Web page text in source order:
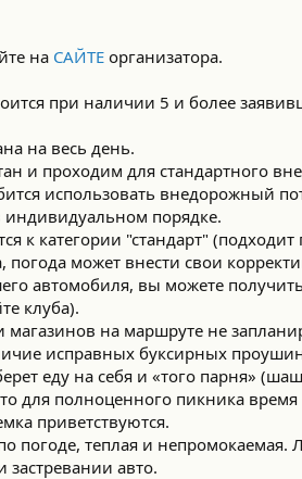
на САЙТЕ организатора.
при наличии 5 и более
на весь день.
и проходим для стандартного
использовать внедорожный
индивидуальном порядке.
к категории "стандарт"
погода может внести свои
автомобиля, вы можете
клуба).
на маршруте не
исправных буксирных проушин
еду на себя и «того парня»
для полноценного пикника
приветствуются.
погоде, теплая и непромокаемая.
авто.